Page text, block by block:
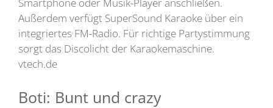
Außerdem verfügt SuperSound Karaoke über ein
integriertes FM-Radio. Für richtige Partystimmung
sorgt das Discolicht der Karaokemaschine.
vtech.de
Boti: Bunt und crazy